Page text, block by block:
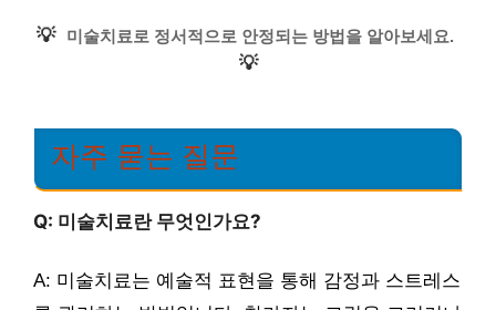
💡 미술치료로 정서적으로 안정되는 방법을 알아보세요.
💡
자주 묻는 질문
Q: 미술치료란 무엇인가요?
A: 미술치료는 예술적 표현을 통해 감정과 스트레스